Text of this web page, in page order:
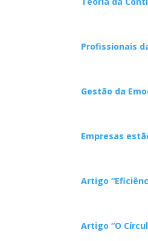
Profissionais
Gestão da
Empresas
Artigo
Artigo “O